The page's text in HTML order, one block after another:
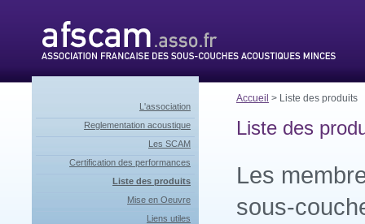
L'association
Reglementation acoustique
Les SCAM
Certification des performances
Liste des produits
Mise en Oeuvre
Liens utiles
Accueil > Liste des produits
Liste des
Les
sous-